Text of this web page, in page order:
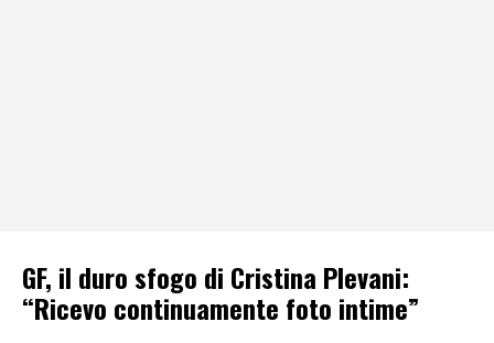
GF, il duro sfogo di Cristina Plevani:
“Ricevo continuamente foto intime”